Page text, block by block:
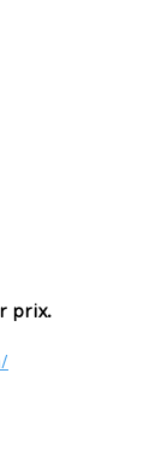
prix.